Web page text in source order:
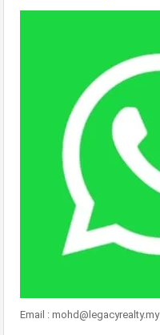
Email : mohd@legacyrealty.my